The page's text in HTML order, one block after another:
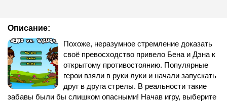
Описание:
Похоже, неразумное стремление доказать
своё превосходство привело Бена и Дэна к
открытому противостоянию. Популярные
герои взяли в руки луки и начали запускать
друг в друга стрелы. В реальности такие
забавы были бы слишком опасными! Начав игру, выберите